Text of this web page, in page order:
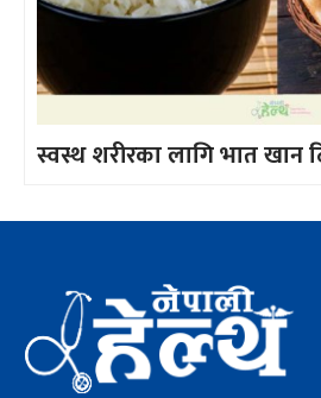
स्वस्थ शरीरका लागि भात खान